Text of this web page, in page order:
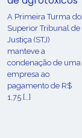
​A Primeira Turma do
Superior Tribunal de
Justiça (STJ)
manteve a
condenação de uma
empresa ao
pagamento de R$
1,75 […]